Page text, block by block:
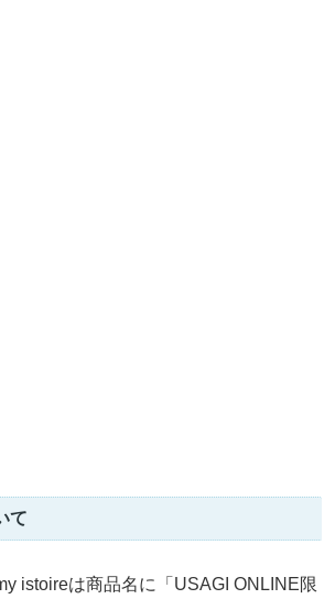
て
istoireは商品名に「USAGI ONLINE限